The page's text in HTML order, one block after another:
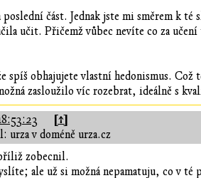
část. Jednak jste mi směrem k
učit. Přičemž vůbec nevíte co za
spíš obhajujete vlastní hedonismus.
zasloužilo víc rozebrat, ideálně s
[↑]
urza v doméně urza.cz
zobecnil.
ale už si možná nepamatuju, co v té